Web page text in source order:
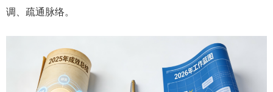
调、疏通脉络。